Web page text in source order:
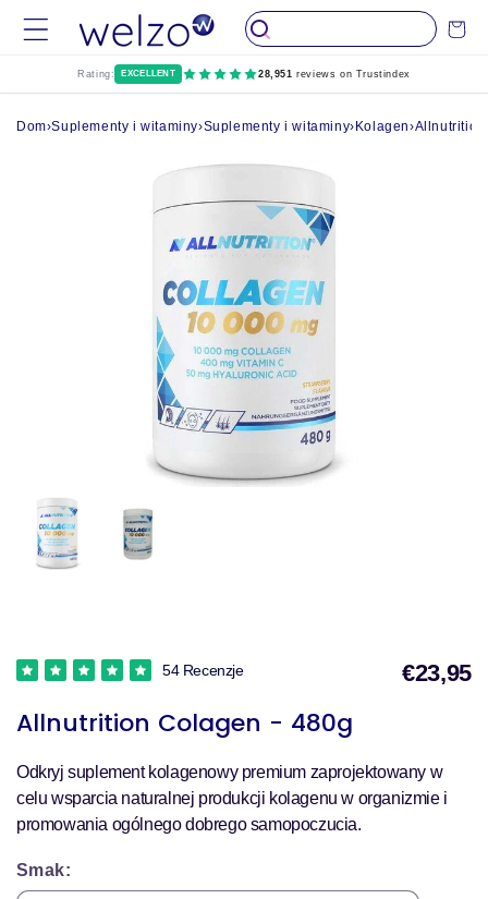
Przejdź do
treści
Wózek
Rating: EXCELLENT 28,951 reviews on Trustindex
Dom›Suplementy i witaminy›Suplementy i witaminy› Kolagen›
Allnutrition Colagen - 480g
54 Recenzje €23,95
Odkryj suplement kolagenowy premium zaprojektowany w
celu wsparcia naturalnej produkcji kolagenu w organizmie i
promowania ogólnego dobrego samopoczucia.
Smak: